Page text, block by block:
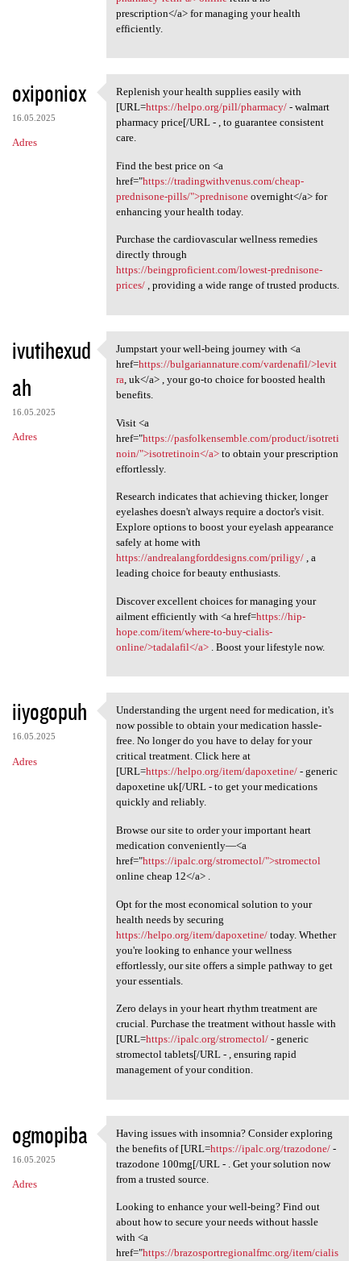
prescription</a> for managing your health
efficiently.
oxiponiox
16.05.2025
Adres
Replenish your health
Replenish your health supplies easily with
[URL=https://helpo.org/pill/pharmacy/- walmart
pharmacy price[/URL - , to guarantee consistent
care.
Find the best price on <a
href="https://tradingwithvenus.com/cheap-
prednisone-pills/">prednisoneovernight</a> for
enhancing your health today.
Purchase the cardiovascular wellness remedies
directly through
https://beingproficient.com/lowest-prednisone-
prices/, providing a wide range of trusted products.
ivutihexud
ah
16.05.2025
Adres
Jumpstart your well-being
Jumpstart your well-being journey with <a
href=https://bulgariannature.com/vardenafil/>levit
ra , uk</a> , your go-to choice for boosted health
benefits.
Visit <a
href="https://pasfolkensemble.com/product/isotreti
noin/">isotretinoin</a>to obtain your prescription
effortlessly.
Research indicates that achieving thicker, longer
eyelashes doesn't always require a doctor's visit.
Explore options to boost your eyelash appearance
safely at home with
https://andrealangforddesigns.com/priligy/, a
leading choice for beauty enthusiasts.
Discover excellent choices for managing your
ailment efficiently with <a href=https://hip-
hope.com/item/where-to-buy-cialis-
online/>tadalafil</a>. Boost your lifestyle now.
iiyogopuh
16.05.2025
Adres
Understanding the urgent need
Understanding the urgent need for medication, it's
now possible to obtain your medication hassle-
free. No longer do you have to delay for your
critical treatment. Click here at
[URL=https://helpo.org/item/dapoxetine/- generic
dapoxetine uk[/URL - to get your medications
quickly and reliably.
Browse our site to order your important heart
medication conveniently—<a
href="https://ipalc.org/stromectol/">stromectol
online cheap 12</a> .
Opt for the most economical solution to your
health needs by securing
https://helpo.org/item/dapoxetine/today. Whether
you're looking to enhance your wellness
effortlessly, our site offers a simple pathway to get
your essentials.
Zero delays in your heart rhythm treatment are
crucial. Purchase the treatment without hassle with
[URL=https://ipalc.org/stromectol/- generic
stromectol tablets[/URL - , ensuring rapid
management of your condition.
ogmopiba
16.05.2025
Adres
Having issues with insomnia?
Having issues with insomnia? Consider exploring
the benefits of [URL=https://ipalc.org/trazodone/-
trazodone 100mg[/URL - . Get your solution now
from a trusted source.
Looking to enhance your well-being? Find out
about how to secure your needs without hassle
with <a
href="https://brazosportregionalfmc.org/item/cialis